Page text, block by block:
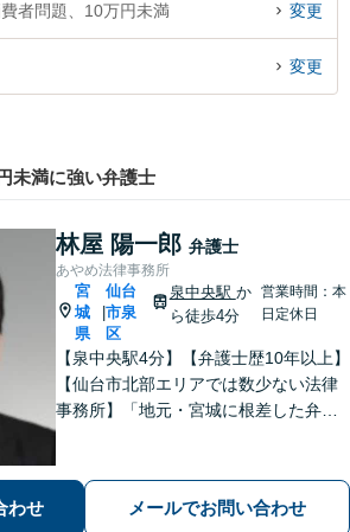
者問題、10万円未満 変更
変更
未満に強い弁護士
林屋 陽一郎 弁護士
あやめ法律事務所
宮
城
県
仙台
市泉
区
泉中央駅 か
ら徒歩4分
営業時間：本
日定休日
【泉中央駅4分】【弁護士歴10年以上】
【仙台市北部エリアでは数少ない法律
事務所】「地元・宮城に根差した弁護
わせ メールでお問い合わせ